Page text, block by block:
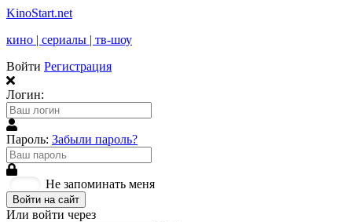
KinoStart.net
кино | сериалы | тв-шоу
Войти Регистрация
Логин:
Пароль: Забыли пароль?
Не запоминать меня
Войти на сайт
Или войти через